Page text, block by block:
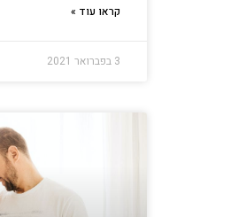
קראו עוד »
3 בפברואר 2021